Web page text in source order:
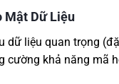
Mật Dữ Liệu
dữ liệu quan trọng
cường khả năng mã